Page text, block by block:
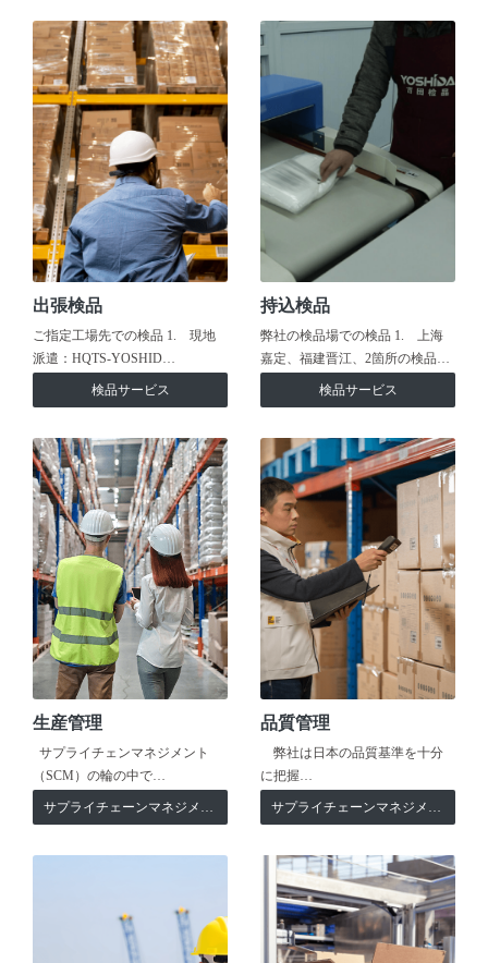
出張検品
ご指定工場先での検品 1. 現地
派遣：HQTS-YOSHID…
検品サービス
持込検品
弊社の検品場での検品 1. 上海
嘉定、福建晋江、2箇所の検品…
検品サービス
生産管理
サプライチェンマネジメント
（SCM）の輪の中で…
サプライチェーンマネジメント
品質管理
弊社は日本の品質基準を十分
に把握…
サプライチェーンマネジメント